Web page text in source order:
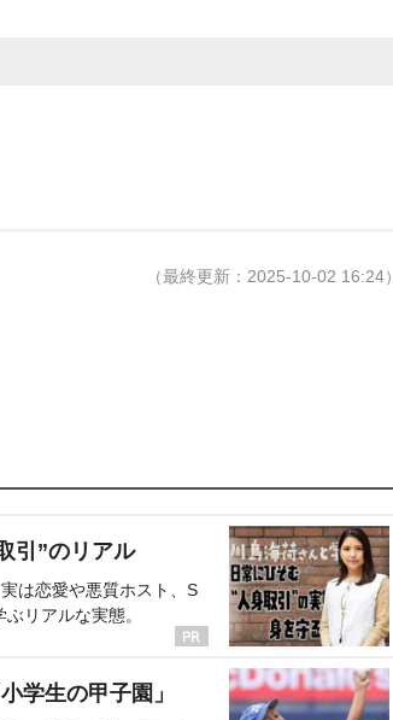
（最終更新：2025-10-02 16:24）
引”のリアル
は恋愛や悪質ホスト、S
リアルな実態。
学生の甲子園」